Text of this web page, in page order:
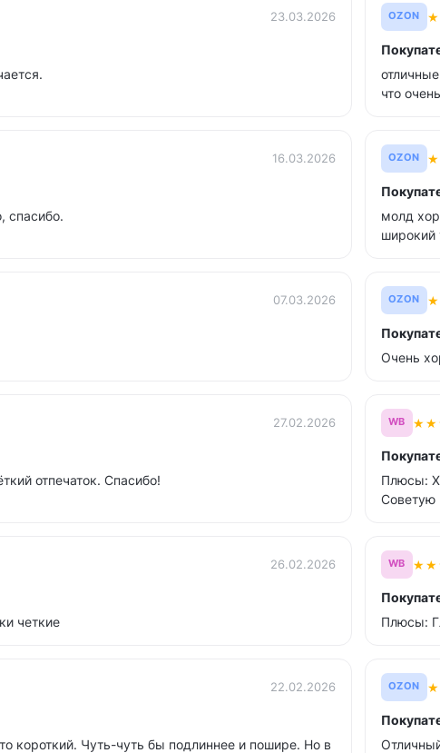
23.03.2026 OZON ★
что
16.03.2026
спасибо.
OZON ★
молд
широкий
07.03.2026 OZON ★
Очень
27.02.2026
отпечаток. Спасибо!
WB ★★
Плюсы:
Советую
26.02.2026
четкие
WB ★★
Плюсы:
22.02.2026
короткий. Чуть-чуть бы подлиннее и пошире. Но в
OZON ★